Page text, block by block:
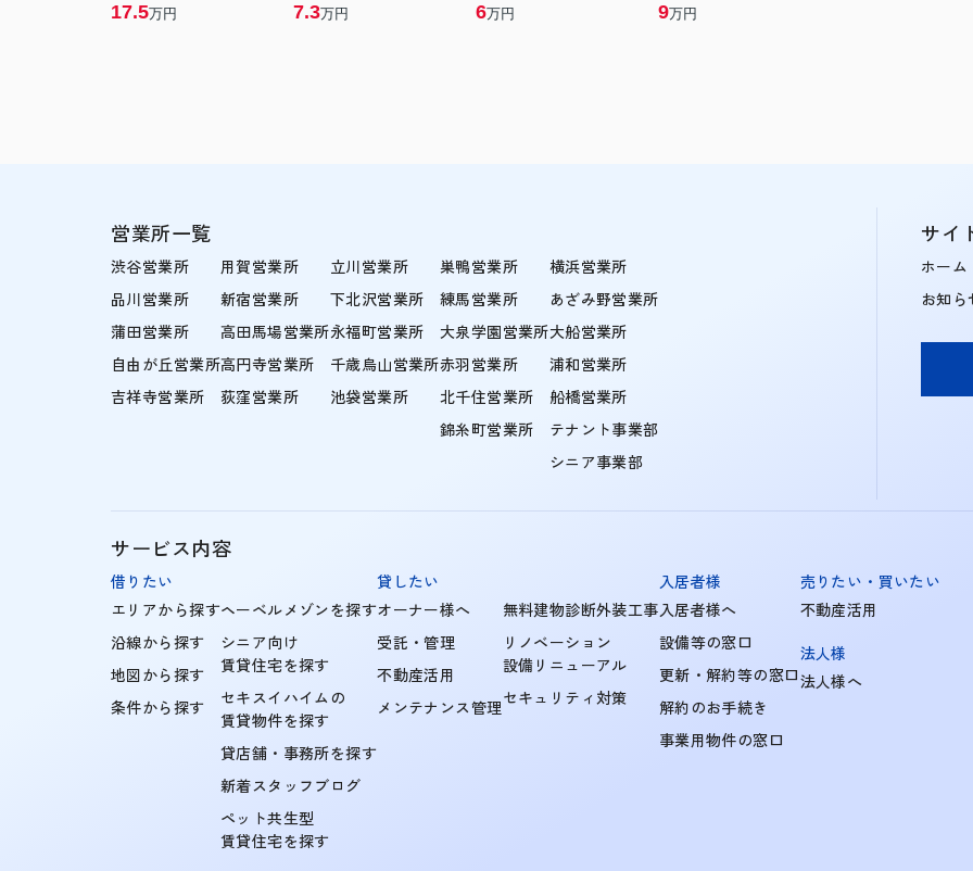
17.5万円 7.3万円 6万円 9万円
営業所一覧
渋谷営業所
品川営業所
蒲田営業所
自由が丘営業所
吉祥寺営業所
用賀営業所
新宿営業所
高田馬場営業所
高円寺営業所
荻窪営業所
立川営業所
下北沢営業所
永福町営業所
千歳烏山営業所
池袋営業所
巣鴨営業所
練馬営業所
大泉学園営業所
赤羽営業所
北千住営業所
錦糸町営業所
横浜営業所
あざみ野営業所
大船営業所
浦和営業所
船橋営業所
テナント事業部
シニア事業部
サイ
ホーム
お知ら
サービス内容
借りたい
エリアから探す
沿線から探す
地図から探す
条件から探す
ヘーベルメゾンを探す
シニア向け
賃貸住宅を探す
セキスイハイムの
賃貸物件を探す
貸店舗・事務所を探す
新着スタッフブログ
ペット共生型
賃貸住宅を探す
貸したい
オーナー様へ
受託・管理
不動産活用
メンテナンス管理
無料建物診断外装工事
リノベーション
設備リニューアル
セキュリティ対策
入居者様
入居者様へ
設備等の窓口
更新・解約等の窓口
解約のお手続き
事業用物件の窓口
売りたい・買いたい
不動産活用
法人様
法人様へ